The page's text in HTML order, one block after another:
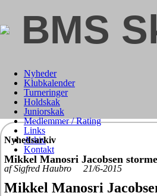
BMS
Nyheder
Klubkalender
Turneringer
Holdskak
Juniorskak
Medlemmer / Rating
Links
Arkiv
Kontakt
Nyhedsarkiv
Mikkel Manosri Jacobsen
af Sigfred Haubro 21/6-2015
Mikkel Manosri